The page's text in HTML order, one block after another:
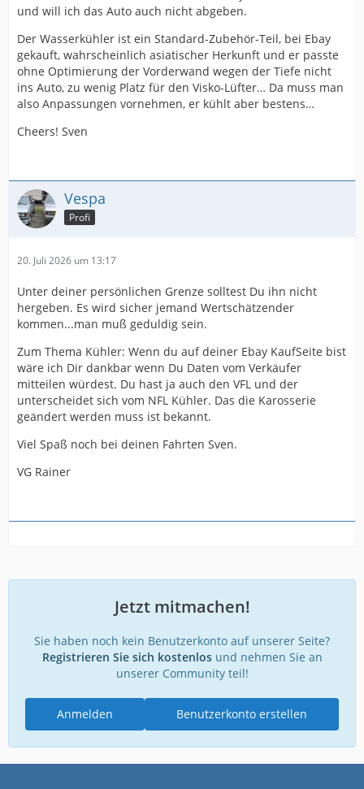
und will ich das Auto auch nicht abgeben.
Der Wasserkühler ist ein Standard-Zubehör-Teil, bei Ebay
gekauft, wahrscheinlich asiatischer Herkunft und er passte
ohne Optimierung der Vorderwand wegen der Tiefe nicht
ins Auto, zu wenig Platz für den Visko-Lüfter… Da muss man
also Anpassungen vornehmen, er kühlt aber bestens…
Cheers! Sven
Vespa
Profi
20. Juli 2026 um 13:17
Unter deiner persönlichen Grenze solltest Du ihn nicht
hergeben. Es wird sicher jemand Wertschätzender
kommen...man muß geduldig sein.
Zum Thema Kühler: Wenn du auf deiner Ebay KaufSeite bist
wäre ich Dir dankbar wenn Du Daten vom Verkäufer
mitteilen würdest. Du hast ja auch den VFL und der
unterscheidet sich vom NFL Kühler. Das die Karosserie
geändert werden muss ist bekannt.
Viel Spaß noch bei deinen Fahrten Sven.
VG Rainer
Jetzt mitmachen!
Sie haben noch kein Benutzerkonto auf unserer Seite?
Registrieren Sie sich kostenlosund nehmen Sie an
unserer Community teil!
Benutzerkonto erstellen
Anmelden